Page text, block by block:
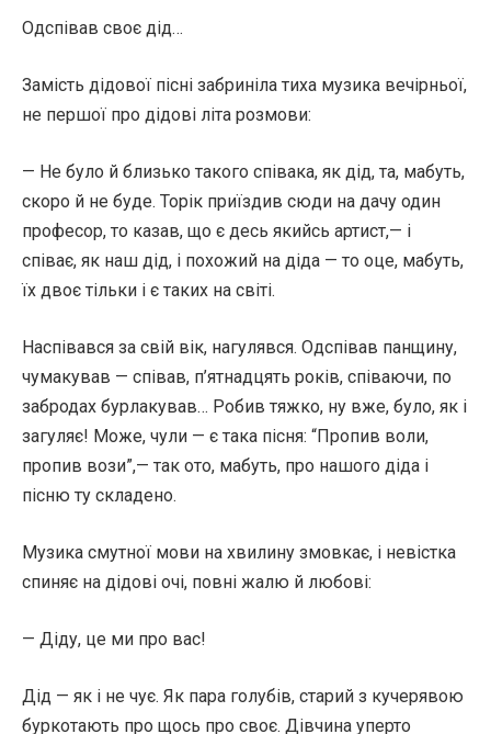
Одспівав своє дід…
Замість дідової пісні забриніла тиха музика вечірньої,
не першої про дідові літа розмови:
— Не було й близько такого співака, як дід, та, мабуть,
скоро й не буде. Торік приїздив сюди на дачу один
професор, то казав, що є десь якийсь артист,— і
співає, як наш дід, і похожий на діда — то оце, мабуть,
їх двоє тільки і є таких на світі.
Наспівався за свій вік, нагулявся. Одспівав панщину,
чумакував — співав, п’ятнадцять років, співаючи, по
забродах бурлакував… Робив тяжко, ну вже, було, як і
загуляє! Може, чули — є така пісня: “Пропив воли,
пропив вози”,— так ото, мабуть, про нашого діда і
пісню ту складено.
Музика смутної мови на хвилину змовкає, і невістка
спиняє на дідові очі, повні жалю й любові:
— Діду, це ми про вас!
Дід — як і не чує. Як пара голубів, старий з кучерявою
буркотають про щось про своє. Дівчина уперто